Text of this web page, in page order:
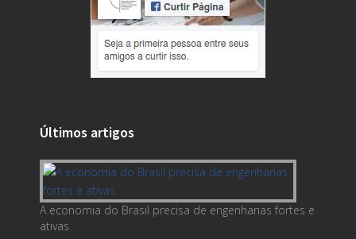
Últimos artigos
A economia do Brasil precisa de engenharias fortes e
ativas